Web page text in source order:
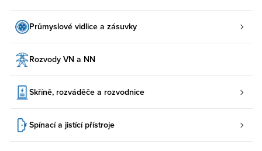
Průmyslové vidlice a zásuvky
Rozvody VN a NN
Skříně, rozváděče a rozvodnice
Spínací a jistící přístroje